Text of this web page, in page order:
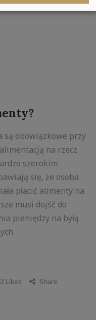
są obowiązkowe przy
na rzecz
szerokim.
się, że osoba
płacić alimenty na
musi dojść do
pieniędzy na byłą
Likes Share